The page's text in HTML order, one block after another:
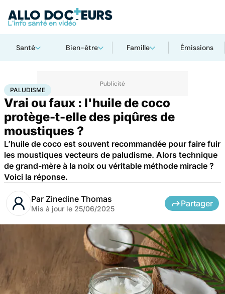
Santé Bien-être Famille Émissions
AccueilSanté Paludisme
PALUDISME
Vrai ou faux : l'huile de coco
protège-t-elle des piqûres de
moustiques ?
L’huile de coco est souvent recommandée pour faire fuir
les moustiques vecteurs de paludisme. Alors technique
de grand-mère à la noix ou véritable méthode miracle ?
Voici la réponse.
Par Zinedine Thomas
Mis à jour le 25/06/2025
Partager